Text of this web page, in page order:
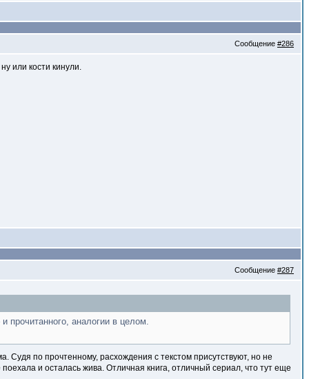
Сообщение #286
или кости кинули.
Сообщение #287
прочитанного, аналогии в целом.
Судя по прочтенному, расхождения с текстом присутствуют, но не
и осталась жива. Отличная книга, отличный сериал, что тут еще